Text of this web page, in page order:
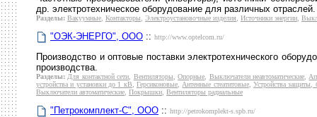
др. электротехническое оборудование для различных
Разделы: Вакуумные, Контакторы, Электроустановочные изделия, Источники энергии,
"ОЭК-ЭНЕРГО", ООО :: http://www.optelcom.ru/
Производство и оптовые поставки электротехнического
производства.
Разделы: Для контактной сети, Вентиляторы,Опорные, Выключатели неавтоматические,
устройства и установки до 1 кВ,Герсиконовые,Антенные стеатитовые,Устройства защиты,
Выключатели автоматические, Покрышки, Вентиляторы радиальные
"Петрокомплект-С", ООО :: http://petrokomplekt-s.spb.ru/